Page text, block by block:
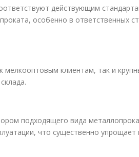
действующим
особенно в ответственных
мелкооптовым клиентам, так и
подходящего вида
что существенно упрощает